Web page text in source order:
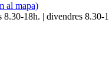
al mapa)
18h. | divendres 8.30-